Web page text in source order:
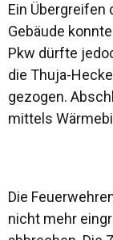
Ein Übergreifen
Gebäude
Pkw dürfte
die Thuja-
gezogen.
mittels
Die
nicht mehr